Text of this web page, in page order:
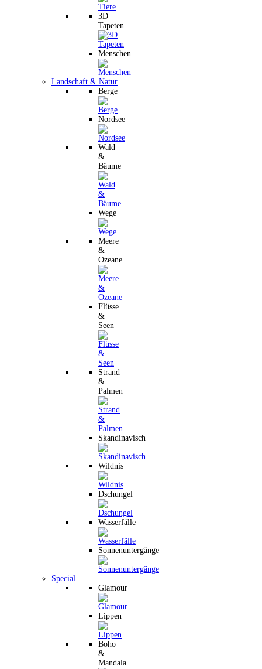
3D
Tapeten
Menschen
Landschaft & Natur
Berge
Nordsee
Wald
&
Bäume
Wege
Meere
&
Ozeane
Flüsse
&
Seen
Strand
&
Palmen
Skandinavisch
Wildnis
Dschungel
Wasserfälle
Sonnenuntergänge
Special
Glamour
Lippen
Boho
&
Mandala